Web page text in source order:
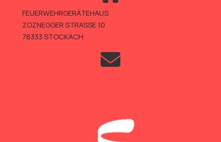
FEUERWEHRGERÄTEHAUS
ZOZNEGGER STRASSE 10
78333 STOCKACH